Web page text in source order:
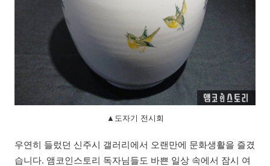
▲도자기 전시회
우연히 들렀던 신주시 갤러리에서 오랜만에 문화생활을 즐겼
습니다. 앰코인스토리 독자님들도 바쁜 일상 속에서 잠시 여